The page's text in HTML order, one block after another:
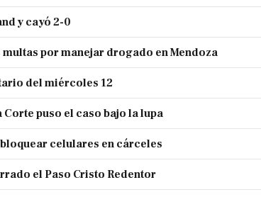
y cayó 2-0
por manejar drogado en Mendoza
del miércoles 12
puso el caso bajo la lupa
celulares en cárceles
el Paso Cristo Redentor